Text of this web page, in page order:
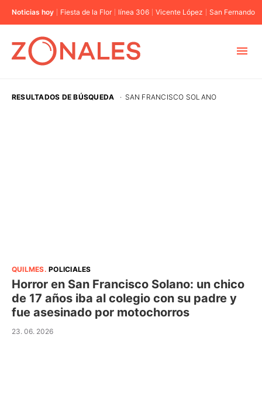
Noticias hoy Fiesta de la Flor línea 306 Vicente López San Fernando
RESULTADOS DE BÚSQUEDA · SAN FRANCISCO SOLANO
QUILMES.POLICIALES
Horror en San Francisco Solano: un chico
de 17 años iba al colegio con su padre y
fue asesinado por motochorros
23. 06. 2026